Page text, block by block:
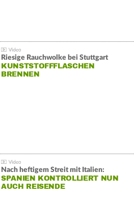
Riesige Rauchwolke bei Stuttgart
KUNSTSTOFFFLASCHEN
BRENNEN
Nach heftigem Streit mit Italien:
SPANIEN KONTROLLIERT NUN
AUCH REISENDE